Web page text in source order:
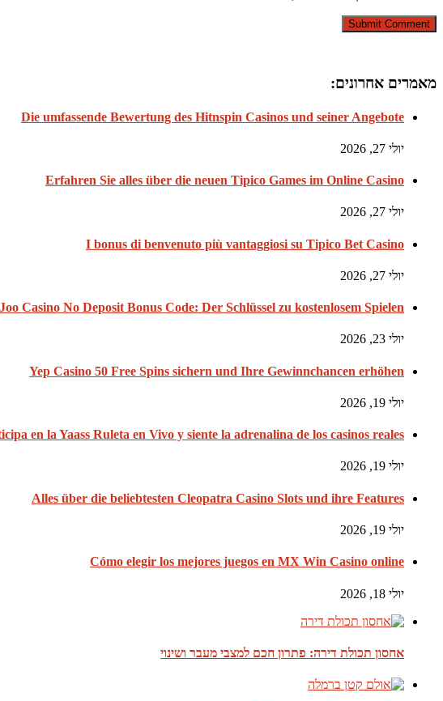
מאמרים אחרונים:
Die umfassende Bewertung des Hitnspin Casinos und seiner Angebote
יולי 27, 2026
Erfahren Sie alles über die neuen Tipico Games im Online Casino
יולי 27, 2026
I bonus di benvenuto più vantaggiosi su Tipico Bet Casino
יולי 27, 2026
Joo Casino No Deposit Bonus Code: Der Schlüssel zu kostenlosem Spielen
יולי 23, 2026
Yep Casino 50 Free Spins sichern und Ihre Gewinnchancen erhöhen
יולי 19, 2026
en la Yaass Ruleta en Vivo y siente la adrenalina de los casinos reales
יולי 19, 2026
Alles über die beliebtesten Cleopatra Casino Slots und ihre Features
יולי 19, 2026
Cómo elegir los mejores juegos en MX Win Casino online
יולי 18, 2026
אחסון תכולת דירה: פתרון חכם למצבי מעבר ושינוי